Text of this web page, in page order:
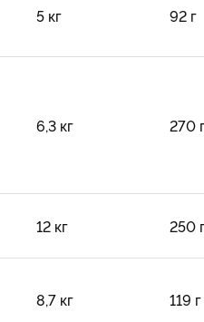
5 кг 92 г
6,3 кг 270
12 кг 250
8,7 кг 119 г